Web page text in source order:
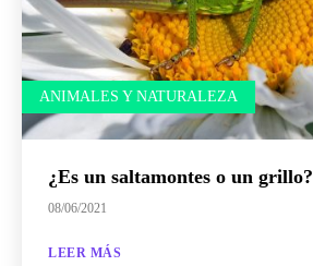
ANIMALES Y NATURALEZA
¿Es un saltamontes o un grillo?
08/06/2021
LEER MÁS